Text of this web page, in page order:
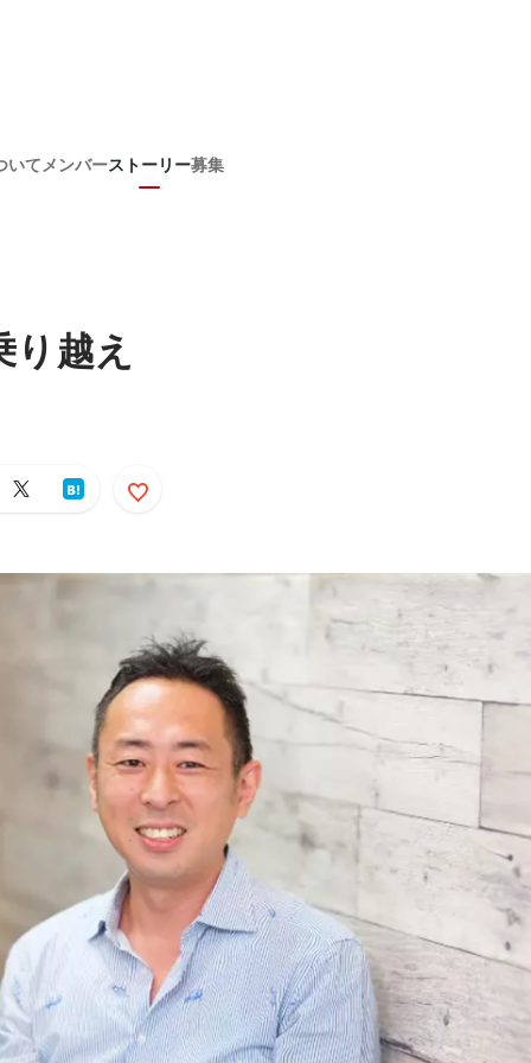
いて メンバーストーリー募集
越え